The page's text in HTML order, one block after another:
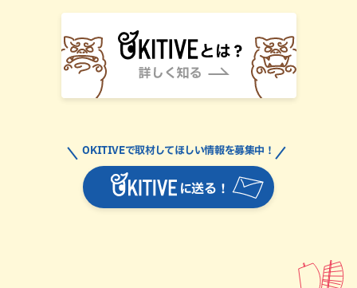
に送る！
OKITIVEで取材してほしい情報を募集中！